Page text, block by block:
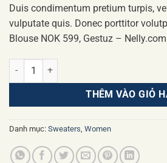
Duis condimentum pretium turpis,
vulputate quis. Donec porttitor
Blouse NOK 599, Gestuz – Nelly.com
Sweat Blouse Gestuz số lượng
THÊM VÀO GIỎ
Danh mục: Sweaters Women